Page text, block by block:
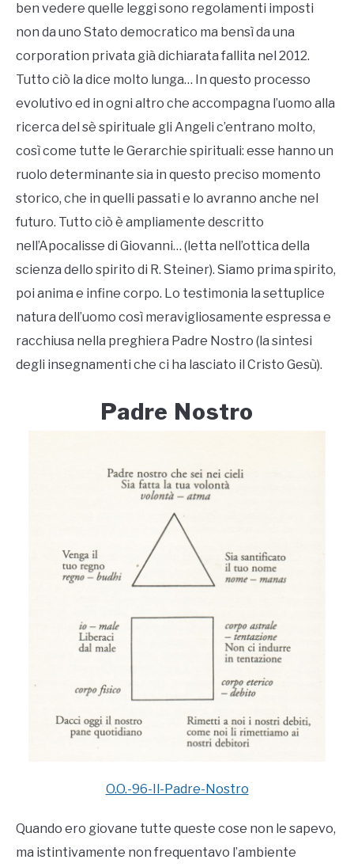
ben vedere quelle leggi sono regolamenti imposti
non da uno Stato democratico ma bensì da una
corporation privata già dichiarata fallita nel 2012.
Tutto ciò la dice molto lunga… In questo processo
evolutivo ed in ogni altro che accompagna l’uomo alla
ricerca del sè spirituale gli Angeli c’entrano molto,
così come tutte le Gerarchie spirituali: esse hanno un
ruolo determinante sia in questo preciso momento
storico, che in quelli passati e lo avranno anche nel
futuro. Tutto ciò è ampliamente descritto
nell’Apocalisse di Giovanni… (letta nell’ottica della
scienza dello spirito di R. Steiner). Siamo prima spirito,
poi anima e infine corpo. Lo testimonia la settuplice
natura dell’uomo così meravigliosamente espressa e
racchiusa nella preghiera Padre Nostro (la sintesi
degli insegnamenti che ci ha lasciato il Cristo Gesù).
Padre Nostro
O.O.-96-Il-Padre-Nostro
Quando ero giovane tutte queste cose non le sapevo,
ma istintivamente non frequentavo l’ambiente